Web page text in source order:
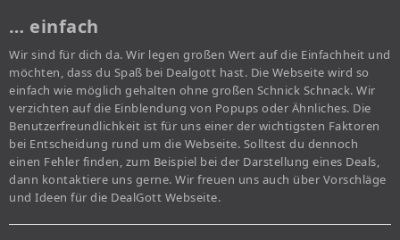
… einfach
Wir sind für dich da. Wir legen großen Wert auf die Einfachheit und
möchten, dass du Spaß bei Dealgott hast. Die Webseite wird so
einfach wie möglich gehalten ohne großen Schnick Schnack. Wir
verzichten auf die Einblendung von Popups oder Ähnliches. Die
Benutzerfreundlichkeit ist für uns einer der wichtigsten Faktoren
bei Entscheidung rund um die Webseite. Solltest du dennoch
einen Fehler finden, zum Beispiel bei der Darstellung eines Deals,
dann kontaktiere uns gerne. Wir freuen uns auch über Vorschläge
und Ideen für die DealGott Webseite.